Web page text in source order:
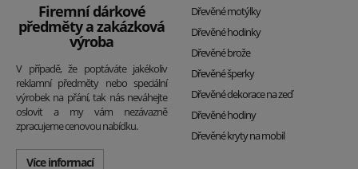
Firemní dárkové
předměty a zakázková
výroba
V případě, že poptáváte jakékoliv
reklamní předměty nebo speciální
výrobek na přání, tak nás neváhejte
oslovit a my vám nezávazně
zpracujeme cenovou nabídku.
Více informací
Dřevěné motýlky
Dřevěné hodinky
Dřevěné brože
Dřevěné šperky
Dřevěné dekorace na zeď
Dřevěné hodiny
Dřevěné kryty na mobil